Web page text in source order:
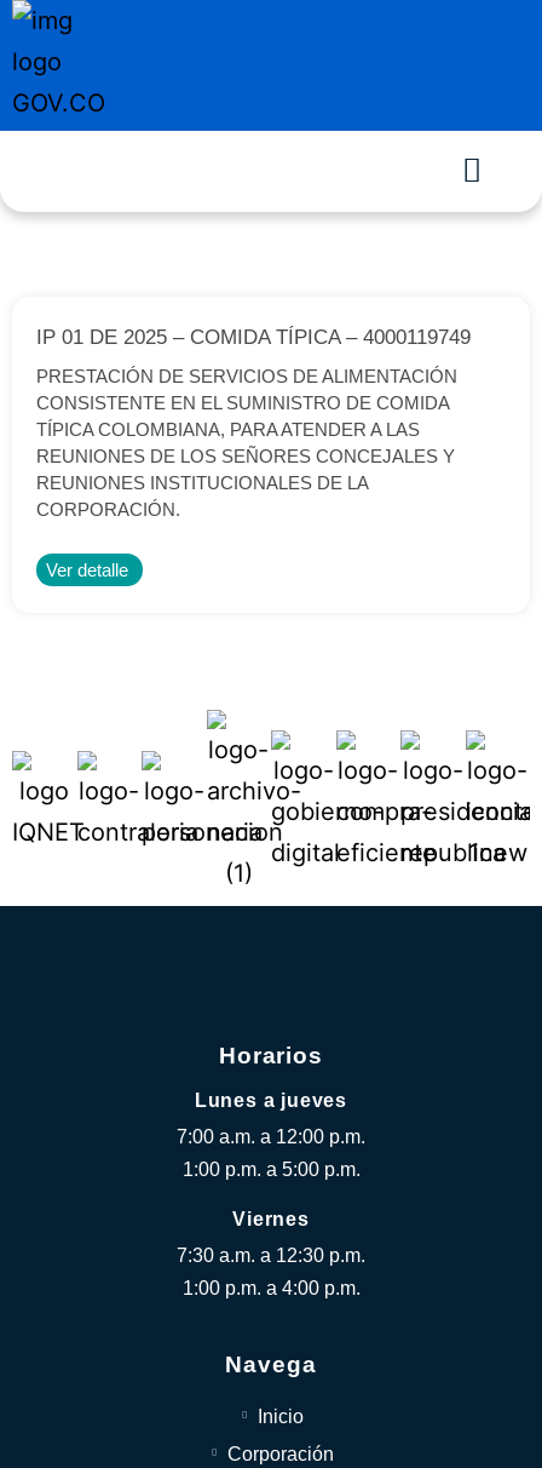
IP 01 DE 2025 – COMIDA TÍPICA – 4000119749
PRESTACIÓN DE SERVICIOS DE ALIMENTACIÓN
CONSISTENTE EN EL SUMINISTRO DE COMIDA
TÍPICA COLOMBIANA, PARA ATENDER A LAS
REUNIONES DE LOS SEÑORES CONCEJALES Y
REUNIONES INSTITUCIONALES DE LA
CORPORACIÓN.
Ver detalle
Horarios
Lunes a jueves
7:00 a.m. a 12:00 p.m.
1:00 p.m. a 5:00 p.m.
Viernes
7:30 a.m. a 12:30 p.m.
1:00 p.m. a 4:00 p.m.
Navega
Inicio
Corporación